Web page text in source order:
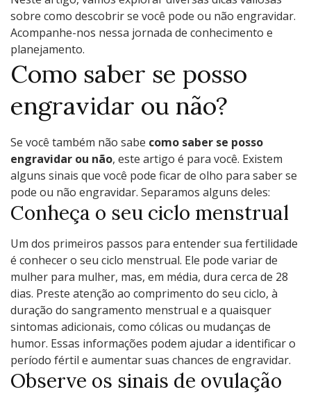
sobre como descobrir se você pode ou não engravidar.
Acompanhe-nos nessa jornada de conhecimento e
planejamento.
Como saber se posso
engravidar ou não?
Se você também não sabe como saber se posso
engravidar ou não, este artigo é para você. Existem
alguns sinais que você pode ficar de olho para saber se
pode ou não engravidar. Separamos alguns deles:
Conheça o seu ciclo menstrual
Um dos primeiros passos para entender sua fertilidade
é conhecer o seu ciclo menstrual. Ele pode variar de
mulher para mulher, mas, em média, dura cerca de 28
dias. Preste atenção ao comprimento do seu ciclo, à
duração do sangramento menstrual e a quaisquer
sintomas adicionais, como cólicas ou mudanças de
humor. Essas informações podem ajudar a identificar o
período fértil e aumentar suas chances de engravidar.
Observe os sinais de ovulação